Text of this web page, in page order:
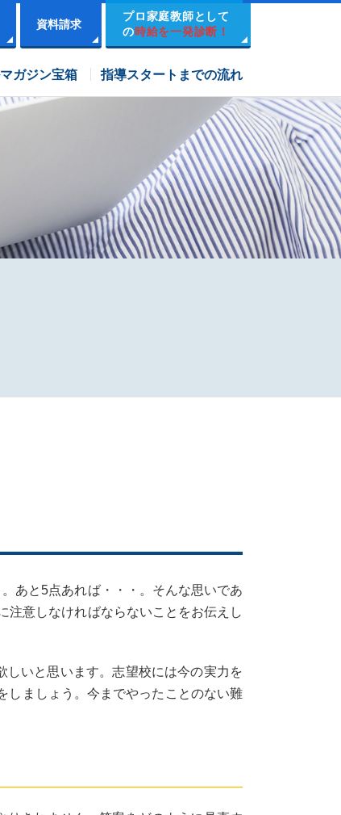
資料請求
プロ家庭教師として
の時給を一発診断！
進学院コース
ガジン宝箱 指導スタートまでの流れ
あと5点あれば・・・。そんな思いであ
注意しなければならないことをお伝えし
しいと思います。志望校には今の実力を
しましょう。今までやったことのない難